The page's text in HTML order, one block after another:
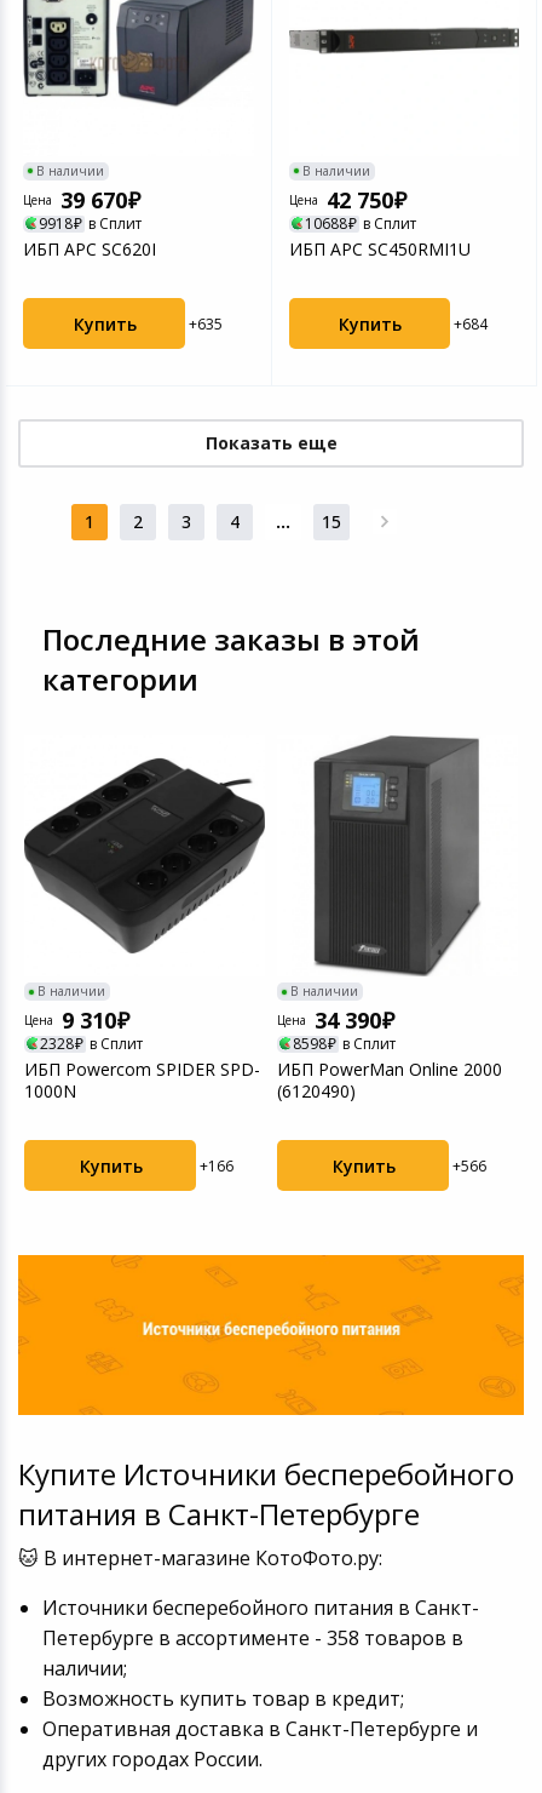
В наличии
Цена
39 670
9918 в Сплит
ИБП APC SC620I
Купить +635
В наличии
Цена
42 750
10688 в Сплит
ИБП APC SC450RMI1U
Купить +684
Показать еще
1 2 3 4 ... 15
Последние заказы в этой
категории
В наличии
Цена
9 310
2328 в Сплит
ИБП Powercom SPIDER SPD-
1000N
Купить +166
В наличии
Цена
34 390
8598 в Сплит
ИБП PowerMan Online 2000
(6120490)
Купить +566
Купите Источники бесперебойного
питания в Санкт-Петербурге
🐱 В интернет-магазине КотоФото.ру:
Источники бесперебойного питания в Санкт-
Петербурге в ассортименте - 358 товаров в
наличии;
Возможность купить товар в кредит;
Оперативная доставка в Санкт-Петербурге и
других городах России.